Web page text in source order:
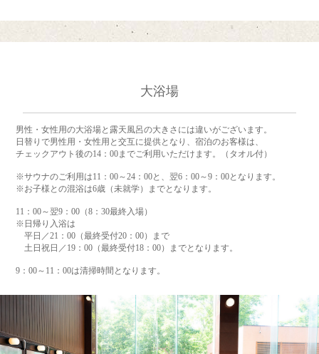
大浴場
男性・女性用の大浴場と露天風呂の大きさには違いがございます。
日替りで男性用・女性用と交互に提供となり、宿泊のお客様は、
チェックアウト後の14：00までご利用いただけます。（タオル付）
※サウナのご利用は11：00～24：00と、翌6：00～9：00となります。
※お子様との混浴は6歳（未就学）までとなります。
11：00～翌9：00（8：30最終入場）
※日帰り入浴は
平日／21：00（最終受付20：00）まで
土日祝日／19：00（最終受付18：00）までとなります。
9：00～11：00は清掃時間となります。